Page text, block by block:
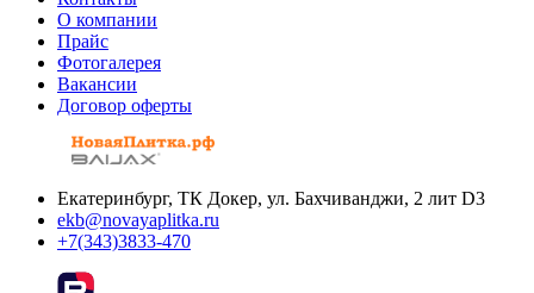
О компании
Прайс
Фотогалерея
Вакансии
Договор оферты
Екатеринбург, ТК Докер, ул. Бахчиванджи, 2 лит D3
ekb@novayaplitka.ru
+7(343)3833-470